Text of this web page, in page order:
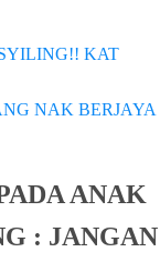
KAT
NAK BERJAYA
ANAK
: JANGAN